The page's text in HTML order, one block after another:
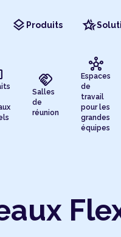
layers Produits hotel_class
handshake
Salles
de
réunion
hub
Espaces
de
travail
pour les
grandes
équipes